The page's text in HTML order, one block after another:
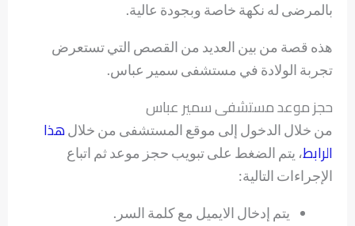
بالمرضى له نكهة خاصة وبجودة عالية.
هذه قصة من بين العديد من القصص التي تستعرض
تجربة الولادة في مستشفى سمير عباس.
حجز موعد مستشفى سمير عباس
من خلال الدخول إلى موقع المستشفى من خلالهذا
الرابط، يتم الضغط على تبويب حجز موعد ثم اتباع
الإجراءات التالية:
يتم إدخال الايميل مع كلمة السر.